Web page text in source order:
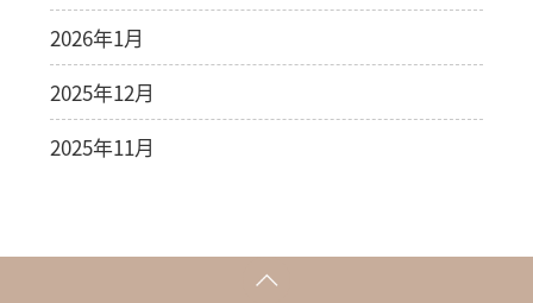
2026年1月
2025年12月
2025年11月